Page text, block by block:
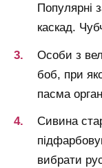
Популярні
каскад.
Особи з
боб, при
пасма
Сивина
вибрати